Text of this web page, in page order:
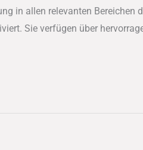
in allen relevanten Bereichen
Sie verfügen über